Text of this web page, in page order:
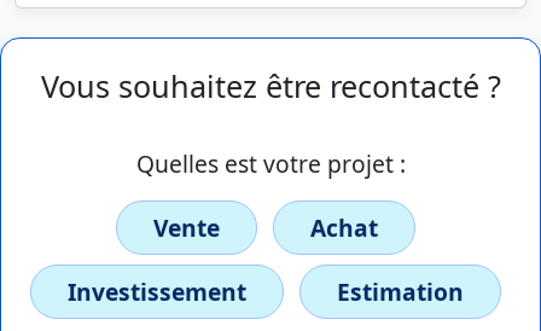
Vous souhaitez être recontacté ?
Quelles est votre projet :
Vente
Achat
Investissement
Estimation